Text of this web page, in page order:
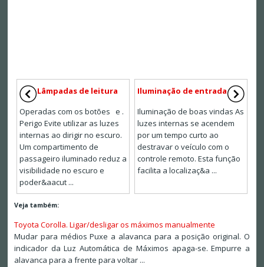
Lâmpadas de leitura
Operadas com os botões e .
Perigo Evite utilizar as luzes
internas ao dirigir no escuro.
Um compartimento de
passageiro iluminado reduz a
visibilidade no escuro e
poder&aacut ...
Iluminação de entrada
Iluminação de boas vindas As
luzes internas se acendem
por um tempo curto ao
destravar o veículo com o
controle remoto. Esta função
facilita a localizaç&a ...
Veja também:
Toyota Corolla. Ligar/desligar os máximos manualmente
Mudar para médios Puxe a alavanca para a posição original. O
indicador da Luz Automática de Máximos apaga-se. Empurre a
alavanca para a frente para voltar ...